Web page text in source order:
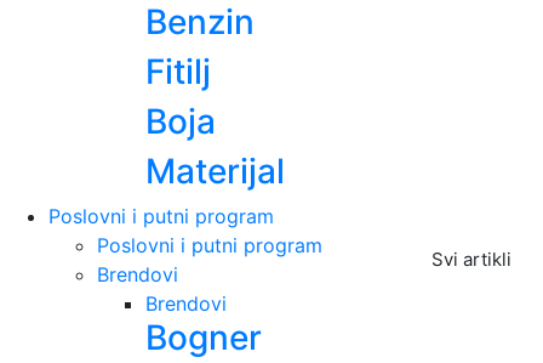
Benzin
Fitilj
Boja
Materijal
Poslovni i putni program
Svi artikli
Poslovni i putni program
Brendovi
Brendovi
Bogner